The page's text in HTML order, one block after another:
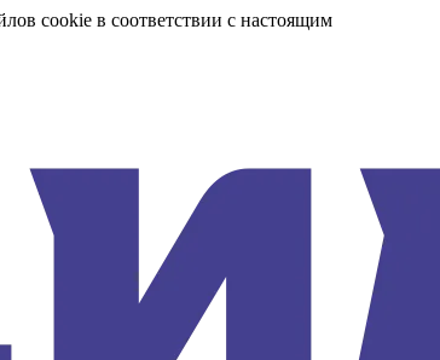
cookie в соответствии с настоящим